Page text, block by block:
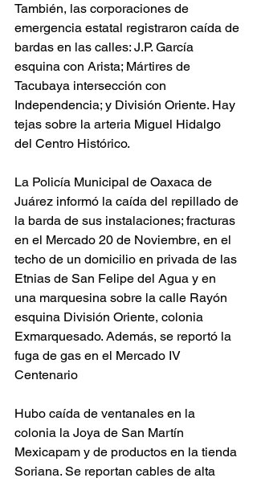
También, las corporaciones de
emergencia estatal registraron caída de
bardas en las calles: J.P. García
esquina con Arista; Mártires de
Tacubaya intersección con
Independencia; y División Oriente. Hay
tejas sobre la arteria Miguel Hidalgo
del Centro Histórico.
La Policía Municipal de Oaxaca de
Juárez informó la caída del repillado de
la barda de sus instalaciones; fracturas
en el Mercado 20 de Noviembre, en el
techo de un domicilio en privada de las
Etnias de San Felipe del Agua y en
una marquesina sobre la calle Rayón
esquina División Oriente, colonia
Exmarquesado. Además, se reportó la
fuga de gas en el Mercado IV
Centenario
Hubo caída de ventanales en la
colonia la Joya de San Martín
Mexicapam y de productos en la tienda
Soriana. Se reportan cables de alta